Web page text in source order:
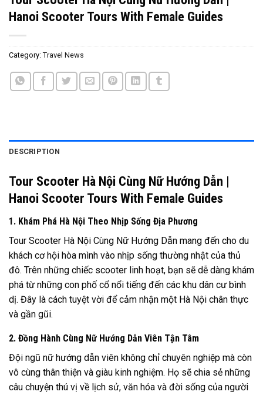
Hanoi Scooter Tours With Female Guides
Category: Travel News
DESCRIPTION
Tour Scooter Hà Nội Cùng Nữ Hướng Dẫn |
Hanoi Scooter Tours With Female Guides
1. Khám Phá Hà Nội Theo Nhịp Sống Địa Phương
Tour Scooter Hà Nội Cùng Nữ Hướng Dẫn mang đến cho du
khách cơ hội hòa mình vào nhịp sống thường nhật của thủ
đô. Trên những chiếc scooter linh hoạt, bạn sẽ dễ dàng khám
phá từ những con phố cổ nổi tiếng đến các khu dân cư bình
dị. Đây là cách tuyệt vời để cảm nhận một Hà Nội chân thực
và gần gũi.
2. Đồng Hành Cùng Nữ Hướng Dẫn Viên Tận Tâm
Đội ngũ nữ hướng dẫn viên không chỉ chuyên nghiệp mà còn
vô cùng thân thiện và giàu kinh nghiệm. Họ sẽ chia sẻ những
câu chuyện thú vị về lịch sử, văn hóa và đời sống của người